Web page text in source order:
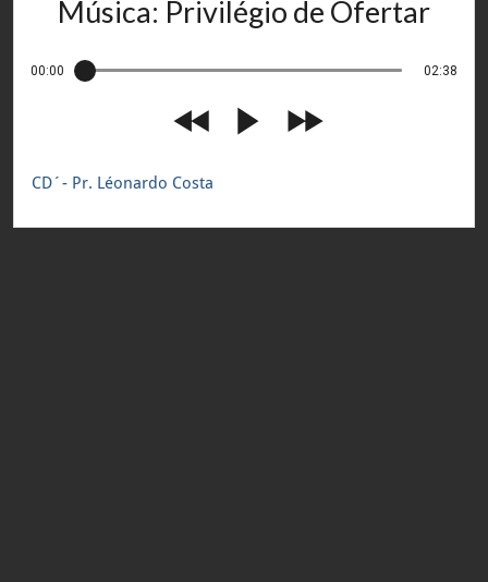
Música: Privilégio de Ofertar
00:00 02:38
CD´- Pr. Léonardo Costa